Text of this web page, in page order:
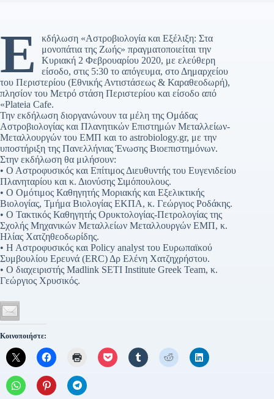
Ε
κδήλωση «Αστροβιολογία και Εξέλιξη: Στα
μονοπάτια της Ζωής» πραγματοποιείται την
Κυριακή 2 Φεβρουαρίου 2020, με ελεύθερη
είσοδο, στις 5:30 το απόγευμα, στο Δημαρχείου
του Περιστερίου (Εθνικής Αντιστάσεως & Καραθεοδωρή),
πλησίον του Μετρό στάση Περιστερίου και είσοδο από
«Plateia Cafe.
Την εκδήλωση διοργανώνουν τα μέλη της Ομάδας
Αστροβιολογίας και Πλανητικών Επιστημών Μεταλλείων-
Μεταλλουργών του ΕΜΠ και το astrobiology.gr, με την
υποστήριξη της Πανελλήνιας Ένωσης Βιοεπιστημόνων.
Στην εκδήλωση θα μιλήσουν:
• Ο Αστροφυσικός και Επίτιμος Διευθυντής του Ευγενιδείου
Πλανηταρίου και κ. Διονύσης Σιμόπουλους.
• Ο Ομότιμος Καθηγητής Μοριακής και Εξελικτικής
Βιολογίας, Τμήμα Βιολογίας ΕΚΠΑ, κ. Γεώργιος Ροδάκης.
• Ο Τακτικός Καθηγητής Ορυκτολογίας-Πετρολογίας της
Σχολής Μηχανικών Μεταλλείων Μεταλλουργών ΕΜΠ, κ.
Ηλίας Χατζηθεοδωρίδης.
• Η Αστροφυσικός και Policy analyst του Ευρωπαϊκού
Συμβουλίου Ερευνά (ERC) Δρ Ελένη Χατζηχρήστου.
• Ο διαχειριστής Madlink SETI Institute Greek Team, κ.
Γεώργιος Χρυσικός.
Κοινοποιήστε: